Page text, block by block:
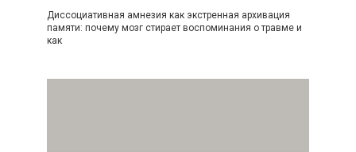
Диссоциативная амнезия как экстренная архивация
памяти: почему мозг стирает воспоминания о травме и
как